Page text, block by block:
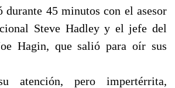
durante 45 minutos con el asesor
Steve Hadley y el jefe del
Hagin, que salió para oír sus
atención, pero impertérrita,